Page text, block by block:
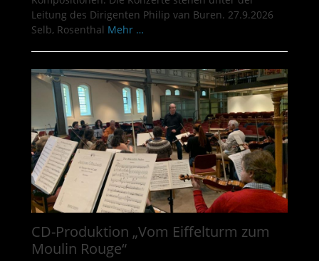
Leitung des Dirigenten Philip van Buren. 27.9.2026
Selb, Rosenthal Mehr …
CD-Produktion „Vom Eiffelturm zum
Moulin Rouge“